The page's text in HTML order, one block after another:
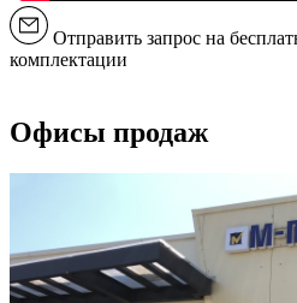
Отправить запрос на
комплектации
Офисы продаж